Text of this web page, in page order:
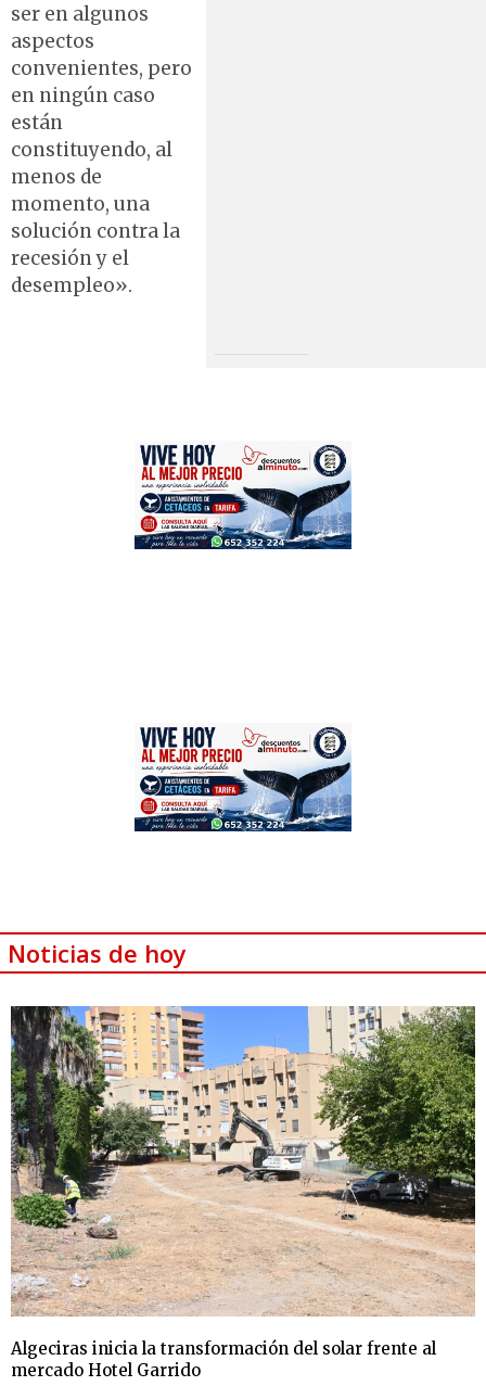
ser en algunos
aspectos
convenientes, pero
en ningún caso
están
constituyendo, al
menos de
momento, una
solución contra la
recesión y el
desempleo».
Noticias de hoy
Algeciras inicia la transformación del solar frente al
mercado Hotel Garrido